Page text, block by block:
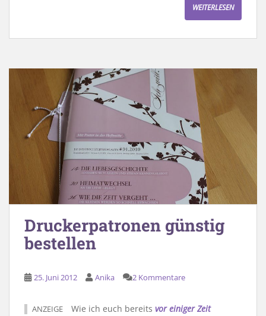
WEITERLESEN
Druckerpatronen günstig
bestellen
25. Juni 2012 Anika 2 Kommentare
ANZEIGE Wie ich euch bereits vor einiger Zeit